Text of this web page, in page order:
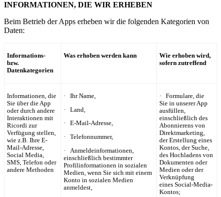
INFORMATIONEN, DIE WIR ERHEBEN
Beim Betrieb der Apps erheben wir die folgenden Kategorien von
Daten:
Informations-
bzw.
Datenkategorien
Was erhoben werden kann
Wie erhoben wird,
sofern zutreffend
Informationen, die
Sie über die App
oder durch andere
Interaktionen mit
Ricordi zur
Verfügung stellen,
wie z.B. Ihre E-
Mail-Adresse,
Social Media,
SMS, Telefon oder
andere Methoden
· Ihr Name,
· Land,
· E-Mail-Adresse,
· Telefonnummer,
· Anmeldeinformationen,
einschließlich bestimmter
Profilinformationen in sozialen
Medien, wenn Sie sich mit einem
Konto in sozialen Medien
anmeldest,
· Formulare, die
Sie in unserer App
ausfüllen,
einschließlich des
Abonnierens von
Direktmarketing,
der Erstellung eines
Kontos, der Suche,
des Hochladens von
Dokumenten oder
Medien oder der
Verknüpfung
eines Social-Media-
Kontos;